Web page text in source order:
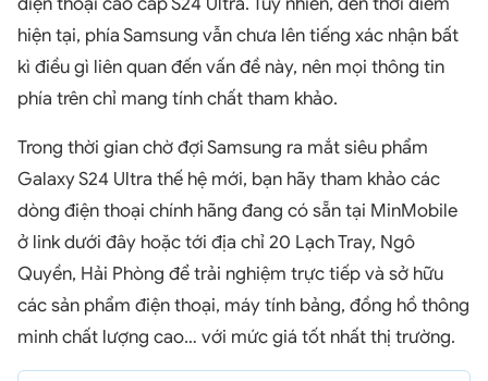
hiện tại, phía Samsung vẫn chưa lên tiếng xác nhận bất
kì điều gì liên quan đến vấn đề này, nên mọi thông tin
phía trên chỉ mang tính chất tham khảo.
Trong thời gian chờ đợi Samsung ra mắt siêu phẩm
Galaxy S24 Ultra thế hệ mới, bạn hãy tham khảo các
dòng điện thoại chính hãng đang có sẵn tại MinMobile
ở link dưới đây hoặc tới địa chỉ 20 Lạch Tray, Ngô
Quyền, Hải Phòng để trải nghiệm trực tiếp và sở hữu
các sản phẩm điện thoại, máy tính bảng, đồng hồ thông
minh chất lượng cao… với mức giá tốt nhất thị trường.